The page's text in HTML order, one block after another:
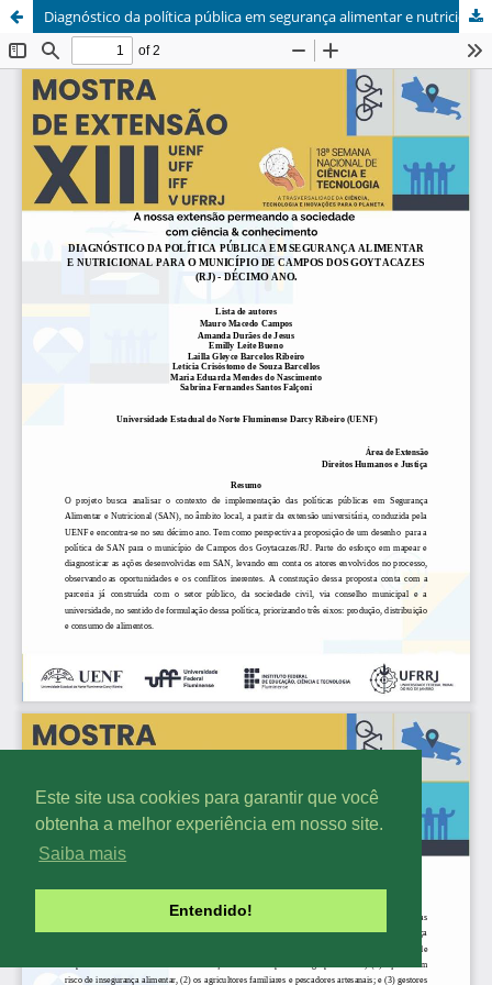
Este site usa cookies para garantir que você
obtenha a melhor experiência em nosso site.
Saiba mais
Entendido!
Diagnóstico da política pública em segurança alimentar e nutricional para o município de Campos dos Goytacazes (RJ) - décimo ano